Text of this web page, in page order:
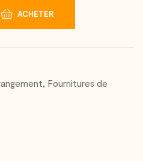
ACHETER
, Fournitures de